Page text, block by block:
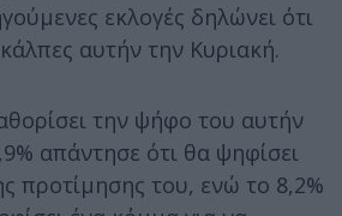
εκλογές δηλώνει ότι
αυτήν την Κυριακή.
την ψήφο του αυτήν
απάντησε ότι θα ψηφίσει
προτίμησης του, ενώ το 8,2%